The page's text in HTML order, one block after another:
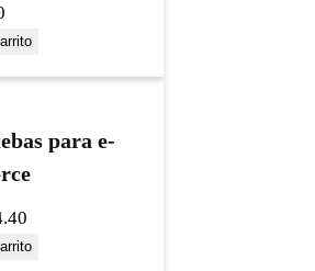
para e-